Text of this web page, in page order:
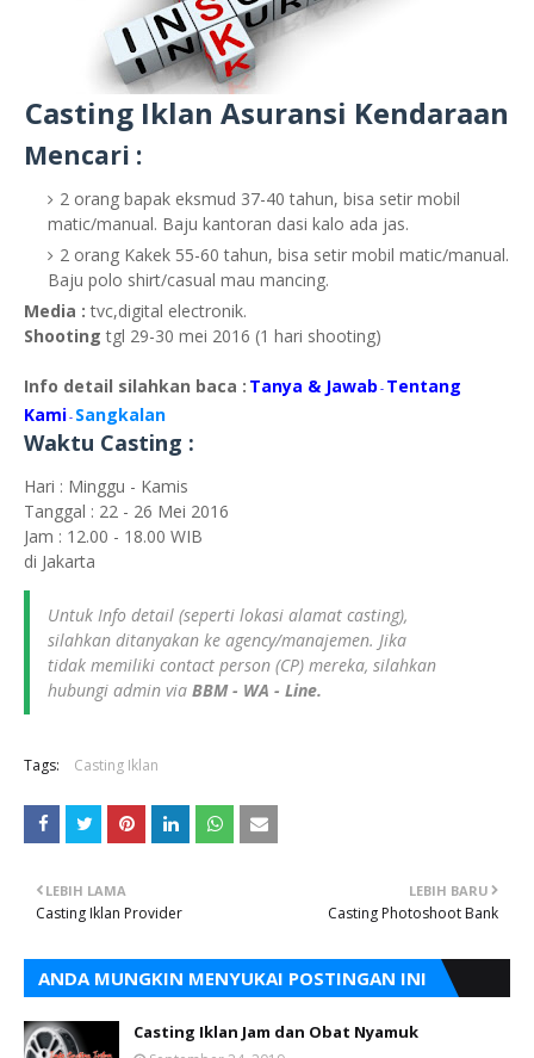
Casting Iklan Asuransi Kendaraan
Mencari :
2 orang bapak eksmud 37-40 tahun, bisa setir mobil
matic/manual. Baju kantoran dasi kalo ada jas.
2 orang Kakek 55-60 tahun, bisa setir mobil matic/manual.
Baju polo shirt/casual mau mancing.
Media : tvc,digital electronik.
Shooting tgl 29-30 mei 2016 (1 hari shooting)
Info detail silahkan baca : Tanya & Jawab - Tentang
Kami - Sangkalan
Waktu Casting :
Hari : Minggu - Kamis
Tanggal : 22 - 26 Mei 2016
Jam : 12.00 - 18.00 WIB
di Jakarta
Untuk Info detail (seperti lokasi alamat casting),
silahkan ditanyakan ke agency/manajemen. Jika
tidak memiliki contact person (CP) mereka, silahkan
hubungi admin via BBM - WA - Line.
Tags: Casting Iklan
LEBIH BARU
Casting Photoshoot Bank
LEBIH LAMA
Casting Iklan Provider
ANDA MUNGKIN MENYUKAI POSTINGAN INI
Casting Iklan Jam dan Obat Nyamuk